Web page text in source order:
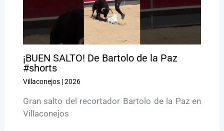
¡BUEN SALTO! De Bartolo de la Paz
#shorts
Villaconejos|2026
Gran salto del recortador Bartolo de la Paz en
Villaconejos